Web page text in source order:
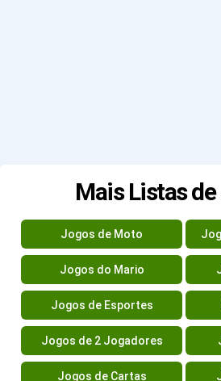
Mais Listas
Jogos de Moto
Jogos do Mario
Jogos de Esportes
Jogos de 2 Jogadores
Jogos de Cartas